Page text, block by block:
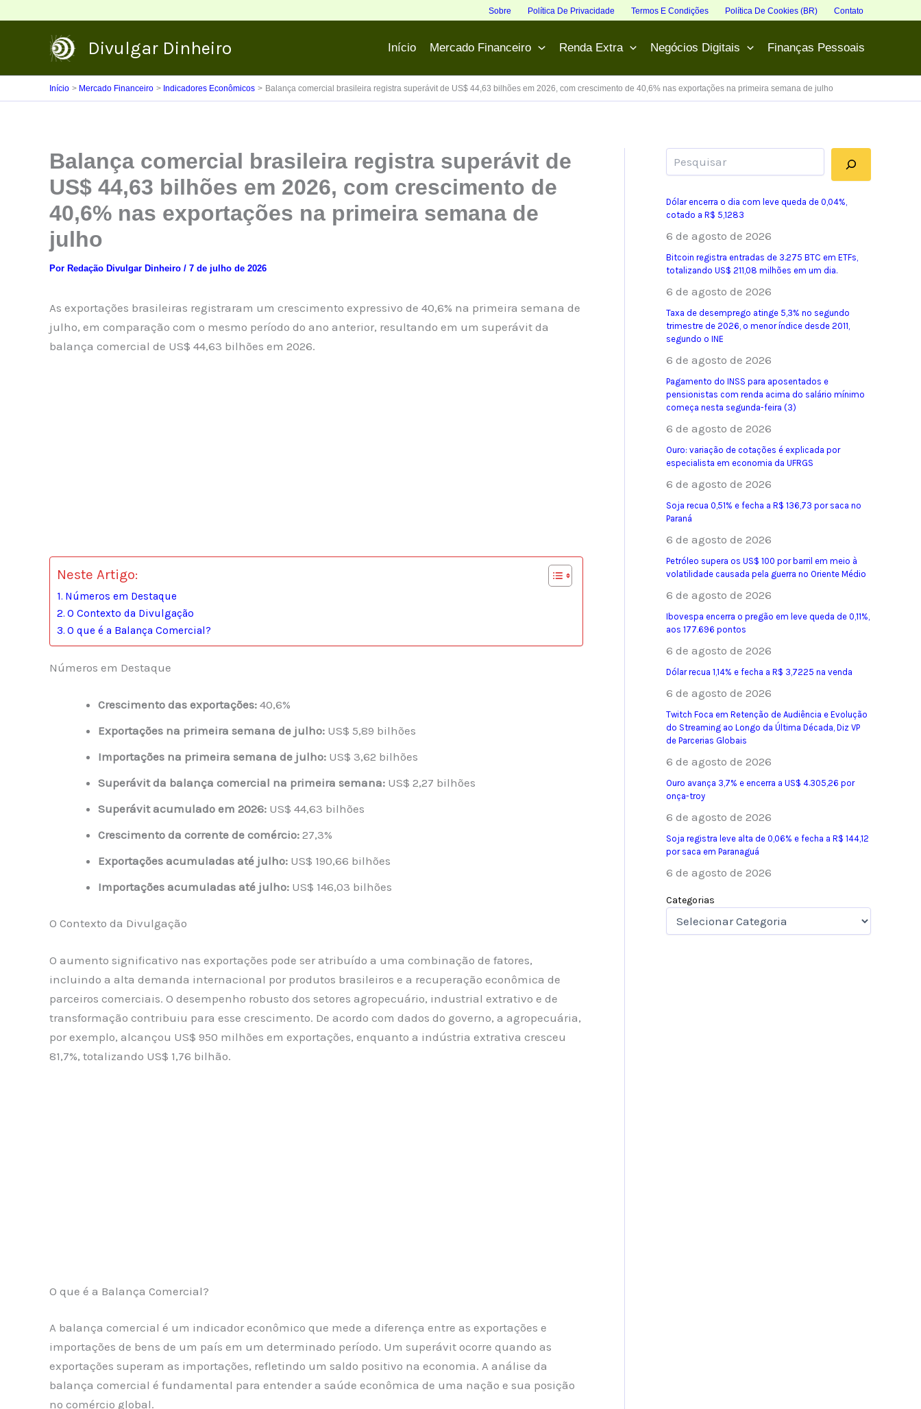
Sobre Política De Privacidade Termos E Condições Política De Cookies (BR) Contato
Divulgar Dinheiro Início Mercado Financeiro Renda Extra Negócios Digitais Finanças Pessoais
Início Mercado Financeiro Indicadores Econômicos Balança comercial brasileira registra superávit de US$ 44,63 bilhões em 2026, com crescimento de 40,6% nas exportações na primeira semana de julho
Balança comercial brasileira registra superávit de
US$ 44,63 bilhões em 2026, com crescimento de
40,6% nas exportações na primeira semana de
julho
Por Redação Divulgar Dinheiro / 7 de julho de 2026
As exportações brasileiras registraram um crescimento expressivo de 40,6% na primeira semana de
julho, em comparação com o mesmo período do ano anterior, resultando em um superávit da
balança comercial de US$ 44,63 bilhões em 2026.
Neste Artigo:
Números em Destaque
O Contexto da Divulgação
O que é a Balança Comercial?
Números em Destaque
Crescimento das exportações: 40,6%
Exportações na primeira semana de julho: US$ 5,89 bilhões
Importações na primeira semana de julho: US$ 3,62 bilhões
Superávit da balança comercial na primeira semana: US$ 2,27 bilhões
Superávit acumulado em 2026: US$ 44,63 bilhões
Crescimento da corrente de comércio: 27,3%
Exportações acumuladas até julho: US$ 190,66 bilhões
Importações acumuladas até julho: US$ 146,03 bilhões
O Contexto da Divulgação
O aumento significativo nas exportações pode ser atribuído a uma combinação de fatores,
incluindo a alta demanda internacional por produtos brasileiros e a recuperação econômica de
parceiros comerciais. O desempenho robusto dos setores agropecuário, industrial extrativo e de
transformação contribuiu para esse crescimento. De acordo com dados do governo, a agropecuária,
por exemplo, alcançou US$ 950 milhões em exportações, enquanto a indústria extrativa cresceu
81,7%, totalizando US$ 1,76 bilhão.
O que é a Balança Comercial?
A balança comercial é um indicador econômico que mede a diferença entre as exportações e
importações de bens de um país em um determinado período. Um superávit ocorre quando as
exportações superam as importações, refletindo um saldo positivo na economia. A análise da
balança comercial é fundamental para entender a saúde econômica de uma nação e sua posição
no comércio global.
Dólar encerra o dia com leve queda de 0,04%,
cotado a R$ 5,1283
6 de agosto de 2026
Bitcoin registra entradas de 3.275 BTC em ETFs,
totalizando US$ 211,08 milhões em um dia.
6 de agosto de 2026
Taxa de desemprego atinge 5,3% no segundo
trimestre de 2026, o menor índice desde 2011,
segundo o INE
6 de agosto de 2026
Pagamento do INSS para aposentados e
pensionistas com renda acima do salário mínimo
começa nesta segunda-feira (3)
6 de agosto de 2026
Ouro: variação de cotações é explicada por
especialista em economia da UFRGS
6 de agosto de 2026
Soja recua 0,51% e fecha a R$ 136,73 por saca no
Paraná
6 de agosto de 2026
Petróleo supera os US$ 100 por barril em meio à
volatilidade causada pela guerra no Oriente Médio
6 de agosto de 2026
Ibovespa encerra o pregão em leve queda de 0,11%,
aos 177.696 pontos
6 de agosto de 2026
Dólar recua 1,14% e fecha a R$ 3,7225 na venda
6 de agosto de 2026
Twitch Foca em Retenção de Audiência e Evolução
do Streaming ao Longo da Última Década, Diz VP
de Parcerias Globais
6 de agosto de 2026
Ouro avança 3,7% e encerra a US$ 4.305,26 por
onça-troy
6 de agosto de 2026
Soja registra leve alta de 0,06% e fecha a R$ 144,12
por saca em Paranaguá
6 de agosto de 2026
Categorias